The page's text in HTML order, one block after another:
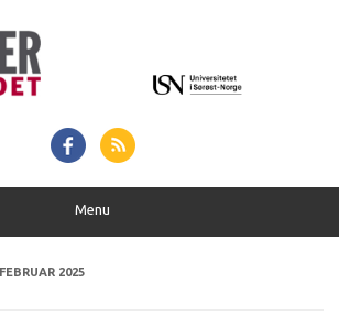
Menu
FEBRUAR 2025